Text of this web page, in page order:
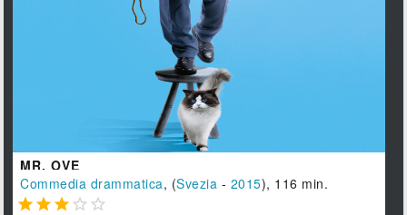
MR. OVE
Commedia drammatica, (Svezia - 2015), 116 min.
    